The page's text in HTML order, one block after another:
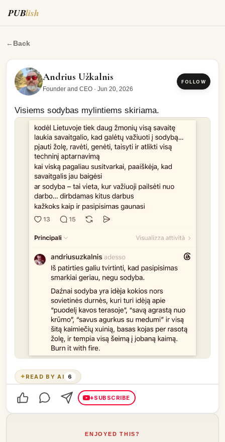
PUBlish
Visiems sodybas mylintiems skiriama.
← Back
Andrius Užkalnis
Founder and CEO · Jun 20, 2026
FOLLOW
Visiems sodybas mylintiems skiriama.
✦READ BY AI 6
+SUBSCRIBE
ENJOYED THIS?